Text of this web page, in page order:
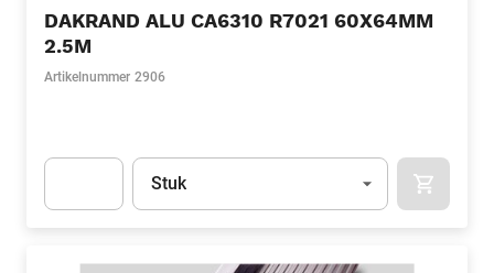
DAKRAND ALU CA6310 R7021 60X64MM
2.5M
Artikelnummer 2906
Eenheid
Stuk